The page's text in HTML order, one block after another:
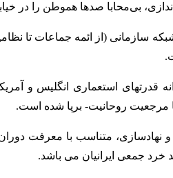
بی‌محابا صدها هموطن را در
سازمانی (از ائمه جماعات تا
استعماری انگلیس و
و نهادسازی، متناسب با معرفت
جمعی ایرانیان می باشد.